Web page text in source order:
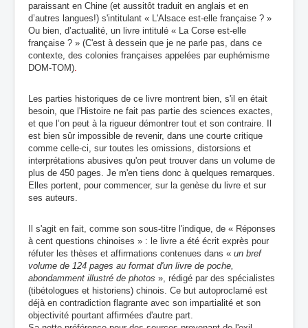
paraissant en Chine (et aussitôt traduit en anglais et en
d’autres langues!) s'intitulant « L'Alsace est-elle française ? »
Ou bien, d’actualité, un livre intitulé « La Corse est-elle
française ? » (C'est à dessein que je ne parle pas, dans ce
contexte, des colonies françaises appelées par euphémisme
DOM-TOM).
Les parties historiques de ce livre montrent bien, s'il en était
besoin, que l'Histoire ne fait pas partie des sciences exactes,
et que l’on peut à la rigueur démontrer tout et son contraire. Il
est bien sûr impossible de revenir, dans une courte critique
comme celle-ci, sur toutes les omissions, distorsions et
interprétations abusives qu'on peut trouver dans un volume de
plus de 450 pages. Je m'en tiens donc à quelques remarques.
Elles portent, pour commencer, sur la genèse du livre et sur
ses auteurs.
Il s'agit en fait, comme son sous-titre l'indique, de « Réponses
à cent questions chinoises » : e livre a été écrit exprès pour
réfuter les thèses et affirmations contenues dans « un bref
volume de 124 pages au format d'un livre de poche,
abondamment illustré de photos », rédigé par des spécialistes
(tibétologues et historiens) chinois. Ce but autoproclamé est
déjà en contradiction flagrante avec son impartialité et son
objectivité pourtant affirmées d'autre part.